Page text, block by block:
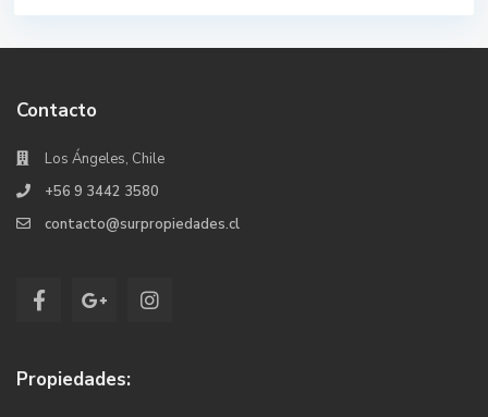
Contacto
Los Ángeles, Chile
+56 9 3442 3580
contacto@surpropiedades.cl
Propiedades: